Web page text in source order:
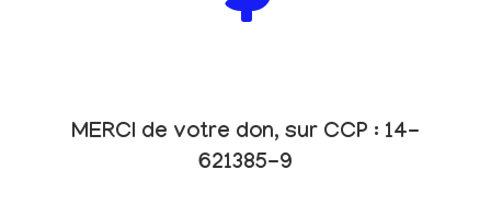
MERCI de votre don, sur CCP : 14-
621385-9